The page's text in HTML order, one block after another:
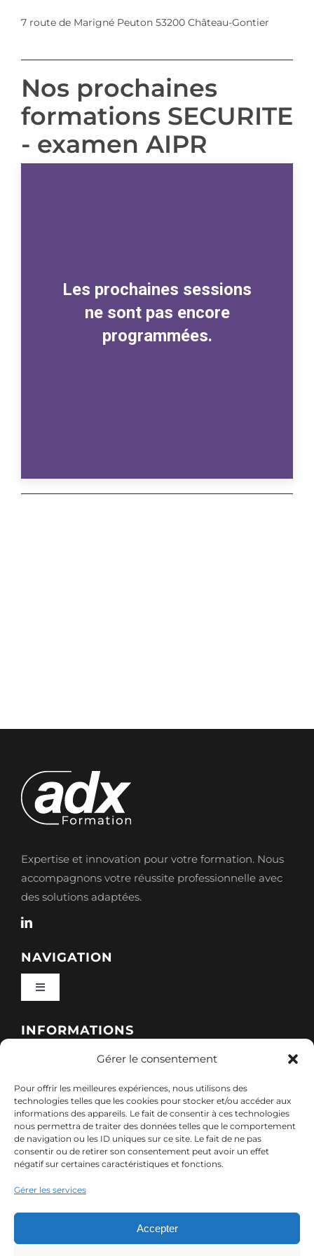
Gérer le consentement
Pour offrir les meilleures expériences, nous utilisons des
technologies telles que les cookies pour stocker et/ou accéder aux
informations des appareils. Le fait de consentir à ces technologies
nous permettra de traiter des données telles que le comportement
de navigation ou les ID uniques sur ce site. Le fait de ne pas
consentir ou de retirer son consentement peut avoir un effet
négatif sur certaines caractéristiques et fonctions.
Gérer les services
Accepter
7 route de Marigné Peuton 53200 Château-Gontier
Nos prochaines
formations SECURITE
- examen AIPR
Les prochaines sessions
ne sont pas encore
programmées.
Expertise et innovation pour votre formation. Nous
accompagnons votre réussite professionnelle avec
des solutions adaptées.
NAVIGATION
Toggle
Qui sommes-nous ?
Nos sessions
Ressources
Contact
INFORMATIONS
Politique de cookies (UE)
Mentions légales
Politique de confidentialité des données (RGPD)
CONTACT
7, rue de Marigné-Peuton – 53200 Château-
Gontier
contact@adx-formation.com